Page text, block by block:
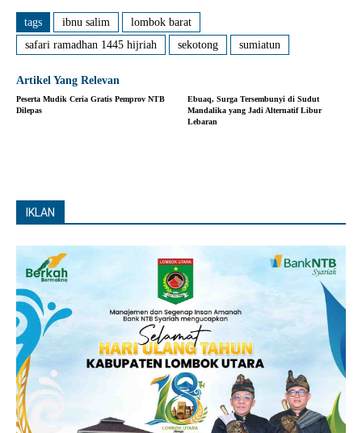
tags ibnu salim
lombok barat
safari ramadhan 1445 hijriah
sekotong sumiatun
Artikel Yang Relevan
Peserta Mudik Ceria Gratis Pemprov NTB
Dilepas
Ebuaq, Surga Tersembunyi di Sudut
Mandalika yang Jadi Alternatif Libur
Lebaran
IKLAN